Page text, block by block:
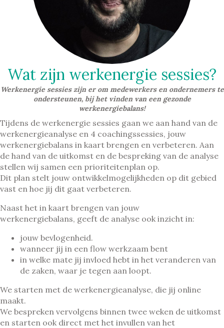
Wat zijn werkenergie sessies?
Werkenergie sessies zijn er om medewerkers en ondernemers te
ondersteunen, bij het vinden van een gezonde
werkenergiebalans!
Tijdens de werkenergie sessies gaan we aan hand van de
werkenergieanalyse en 4 coachingssessies, jouw
werkenergiebalans in kaart brengen en verbeteren. Aan
de hand van de uitkomst en de bespreking van de analyse
stellen wij samen een prioriteitenplan op.
Dit plan stelt jouw ontwikkelmogelijkheden op dit gebied
vast en hoe jij dit gaat verbeteren.
Naast het in kaart brengen van jouw
werkenergiebalans, geeft de analyse ook inzicht in:
jouw bevlogenheid.
wanneer jij in een flow werkzaam bent
in welke mate jij invloed hebt in het veranderen van
de zaken, waar je tegen aan loopt.
We starten met de werkenergieanalyse, die jij online
maakt.
We bespreken vervolgens binnen twee weken de uitkomst
en starten ook direct met het invullen van het